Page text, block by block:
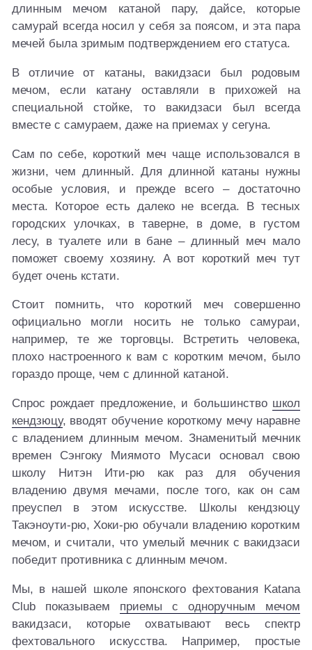
длинным мечом катаной пару, дайсе, которые
самурай всегда носил у себя за поясом, и эта пара
мечей была зримым подтверждением его статуса.
В отличие от катаны, вакидзаси был родовым
мечом, если катану оставляли в прихожей на
специальной стойке, то вакидзаси был всегда
вместе с самураем, даже на приемах у сегуна.
Сам по себе, короткий меч чаще использовался в
жизни, чем длинный. Для длинной катаны нужны
особые условия, и прежде всего – достаточно
места. Которое есть далеко не всегда. В тесных
городских улочках, в таверне, в доме, в густом
лесу, в туалете или в бане – длинный меч мало
поможет своему хозяину. А вот короткий меч тут
будет очень кстати.
Стоит помнить, что короткий меч совершенно
официально могли носить не только самураи,
например, те же торговцы. Встретить человека,
плохо настроенного к вам с коротким мечом, было
гораздо проще, чем с длинной катаной.
Спрос рождает предложение, и большинство школ
кендзюцу, вводят обучение короткому мечу наравне
с владением длинным мечом. Знаменитый мечник
времен Сэнгоку Миямото Мусаси основал свою
школу Нитэн Ити-рю как раз для обучения
владению двумя мечами, после того, как он сам
преуспел в этом искусстве. Школы кендзюцу
Такэноути-рю, Хоки-рю обучали владению коротким
мечом, и считали, что умелый мечник с вакидзаси
победит противника с длинным мечом.
Мы, в нашей школе японского фехтования Katana
Club показываем приемы с одноручным мечом
вакидзаси, которые охватывают весь спектр
фехтовального искусства. Например, простые